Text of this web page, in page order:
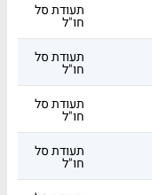
תעודת סל
חו"ל
תעודת סל
חו"ל
תעודת סל
חו"ל
תעודת סל
חו"ל